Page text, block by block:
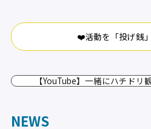
❤️活動を「投げ銭
【YouTube】一緒にハチド
NEWS